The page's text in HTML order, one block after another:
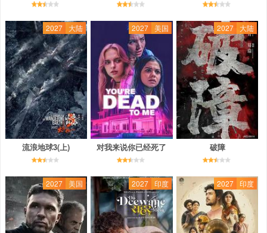
2027 大陆
流浪地球3(上)
2027 美国
对我来说你已经死了
2027 大陆
破障
2027 美国 2027 印度 2027 印度